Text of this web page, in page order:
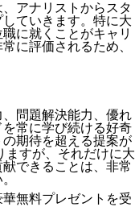
アナリストからスタ
ていきます。特に大
に就くことがキャリ
に評価されるため、
問題解決能力、優れ
常に学び続ける好奇
期待を超える提案が
ますが、それだけに大
できることは、非常
無料プレゼントを受